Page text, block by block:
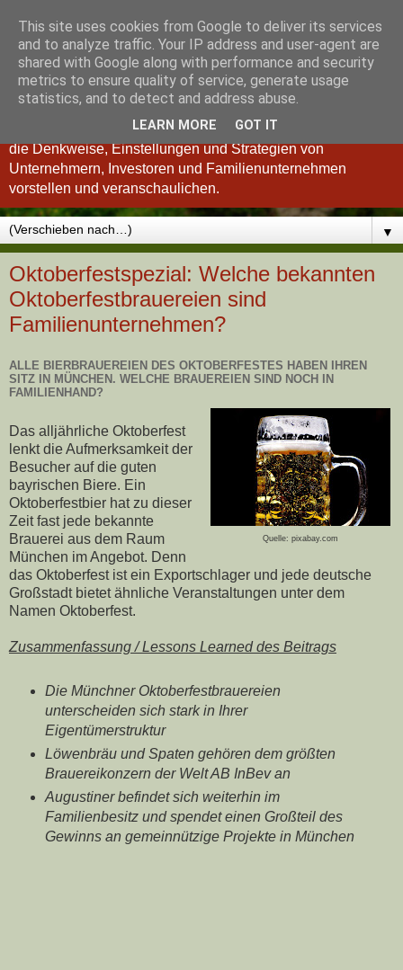
Königsinvestor
"Wer verstanden hat, was einen guten Investor ausmacht, ist
auch ein besserer Unternehmer und umgekehrt." so Charlie
Munger. Deshalb möchten wir Ihnen im Königsinvestor-Blog
die Denkweise, Einstellungen und Strategien von
Unternehmern, Investoren und Familienunternehmen
vorstellen und veranschaulichen.
▼
Oktoberfestspezial: Welche bekannten
Oktoberfestbrauereien sind
Familienunternehmen?
ALLE BIERBRAUEREIEN DES OKTOBERFESTES HABEN IHREN
SITZ IN MÜNCHEN. WELCHE BRAUEREIEN SIND NOCH IN
FAMILIENHAND?
Quelle: pixabay.com
Das alljährliche Oktoberfest
lenkt die Aufmerksamkeit der
Besucher auf die guten
bayrischen Biere. Ein
Oktoberfestbier hat zu dieser
Zeit fast jede bekannte
Brauerei aus dem Raum
München im Angebot. Denn
das Oktoberfest ist ein Exportschlager und jede deutsche
Großstadt bietet ähnliche Veranstaltungen unter dem
Namen Oktoberfest.
Zusammenfassung / Lessons Learned des Beitrags
Die Münchner Oktoberfestbrauereien
unterscheiden sich stark in Ihrer
Eigentümerstruktur
Löwenbräu und Spaten gehören dem größten
Brauereikonzern der Welt AB InBev an
Augustiner befindet sich weiterhin im
Familienbesitz und spendet einen Großteil des
Gewinns an gemeinnützige Projekte in München
This site uses cookies from Google to deliver its services
and to analyze traffic. Your IP address and user-agent are
shared with Google along with performance and security
metrics to ensure quality of service, generate usage
statistics, and to detect and address abuse.
LEARN MORE GOT IT